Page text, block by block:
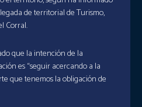
de territorial de Turismo,
Corral.
que la intención de la
es “seguir acercando a la
que tenemos la obligación de